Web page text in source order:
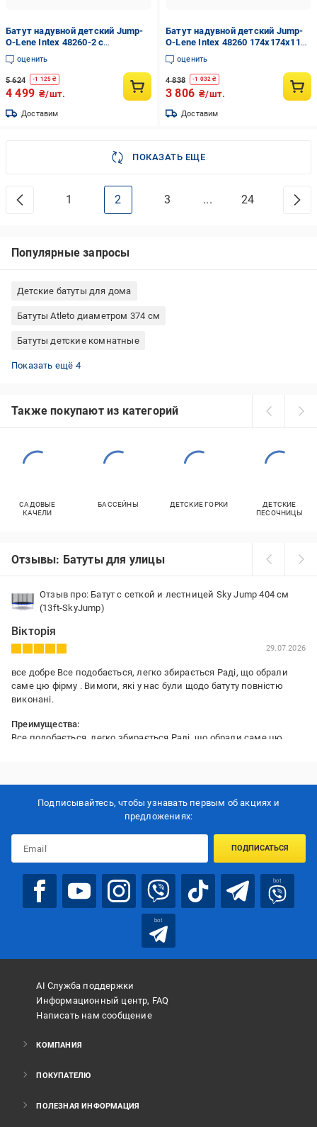
Батут надувной детский Jump-
O-Lene Intex 48260-2 с
шариками 10 шт. подстилкой/
насосом Красный (147-9-48260-
2)
оценить
5 624 -1 125 ₴
4 499 ₴/шт.
Доставим
Батут надувной детский Jump-
O-Lene Intex 48260 174х174х112
см Красный (147-9-48260)
оценить
4 838 -1 032 ₴
3 806 ₴/шт.
Доставим
ПОКАЗАТЬ ЕЩЕ
1 2 3 ... 24
Популярные запросы
Детские батуты для дома
Батуты Atleto диаметром 374 см
Батуты детские комнатные
Батуты Atleto диаметром 140 см
Батуты Atleto 252 см
Батуты Funfit 312 см
Батуты Atleto диаметром 312 см
Показать ещё 4
Также покупают из категорий
САДОВЫЕ
КАЧЕЛИ
БАССЕЙНЫ ДЕТСКИЕ ГОРКИ
ДЕТСКИЕ
ПЕСОЧНИЦЫ
Отзывы: Батуты для улицы
Отзыв про: Батут с сеткой и лестницей Sky Jump 404 см
(13ft-SkyJump)
Вікторія
29.07.2026
все добре Все подобається, легко збирається Раді, що обрали
саме цю фірму . Вимоги, які у нас були щодо батуту повністю
виконані.
Преимущества:
Все подобається, легко збирається Раді, що обрали саме цю
Подписывайтесь, чтобы узнавать первым об акцияx и
предложениях:
ПОДПИСАТЬСЯ
bot
bot
AI Служба поддержки
Информационный центр, FAQ
Написать нам сообщение
КОМПАНИЯ
ПОКУПАТЕЛЮ
ПОЛЕЗНАЯ ИНФОРМАЦИЯ